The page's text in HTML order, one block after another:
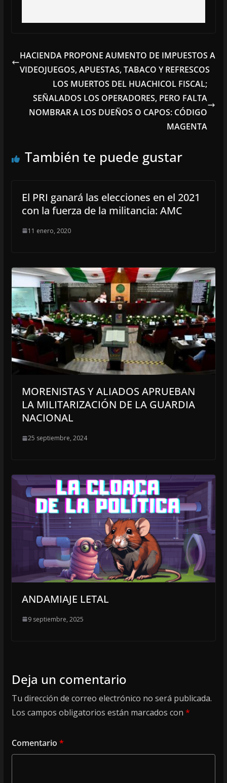
HACIENDA PROPONE AUMENTO DE IMPUESTOS A
VIDEOJUEGOS, APUESTAS, TABACO Y REFRESCOS
LOS MUERTOS DEL HUACHICOL FISCAL;
SEÑALADOS LOS OPERADORES, PERO FALTA
NOMBRAR A LOS DUEÑOS O CAPOS: CÓDIGO
MAGENTA
También te puede gustar
El PRI ganará las elecciones en el 2021
con la fuerza de la militancia: AMC
11 enero, 2020
MORENISTAS Y ALIADOS APRUEBAN
LA MILITARIZACIÓN DE LA GUARDIA
NACIONAL
25 septiembre, 2024
ANDAMIAJE LETAL
9 septiembre, 2025
Deja un comentario
Tu dirección de correo electrónico no será publicada.
Los campos obligatorios están marcados con *
Comentario *